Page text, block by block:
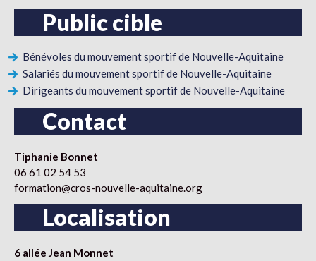
Public cible
Bénévoles du mouvement sportif de Nouvelle-Aquitaine
Salariés du mouvement sportif de Nouvelle-Aquitaine
Dirigeants du mouvement sportif de Nouvelle-Aquitaine
Contact
Tiphanie Bonnet
06 61 02 54 53
formation@cros-nouvelle-aquitaine.org
Localisation
6 allée Jean Monnet